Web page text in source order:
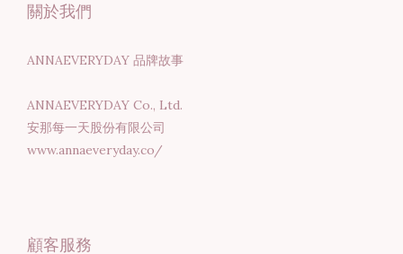
關於我們
ANNAEVERYDAY 品牌故事
ANNAEVERYDAY Co., Ltd.
安那每一天股份有限公司
www.annaeveryday.co/
顧客服務